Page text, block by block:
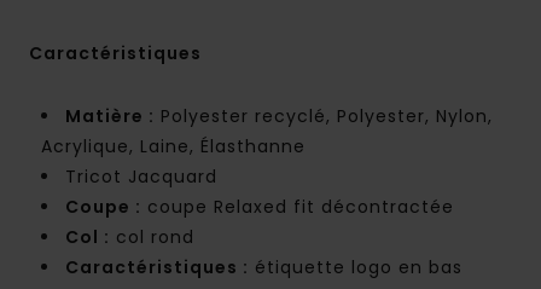
Caractéristiques
Matière : Polyester recyclé, Polyester, Nylon,
Acrylique, Laine, Élasthanne
Tricot Jacquard
Coupe : coupe Relaxed fit décontractée
Col : col rond
Caractéristiques : étiquette logo en bas